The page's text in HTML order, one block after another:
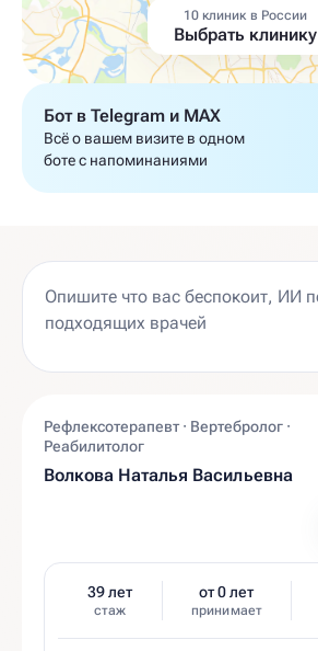
10 клиник в России
Выбрать клинику
Бот в Telegram и MAX
Всё о вашем визите в одном
боте с напоминаниями
Рефлексотерапевт · Вертебролог ·
Реабилитолог
Волкова Наталья Васильевна
39 лет
стаж
от 0 лет
принимает